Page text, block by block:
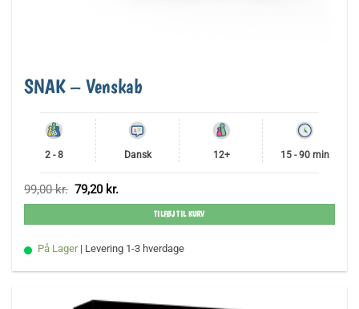
SNAK – Venskab
2 - 8 Dansk 12+ 15 - 90 min
99,00kr. Den
oprindelige
pris
99,00 kr..
79,20 kr.
aktuelle
pris
79,20 kr..
TILFØJ TIL KURV
På Lager | Levering 1-3 hverdage